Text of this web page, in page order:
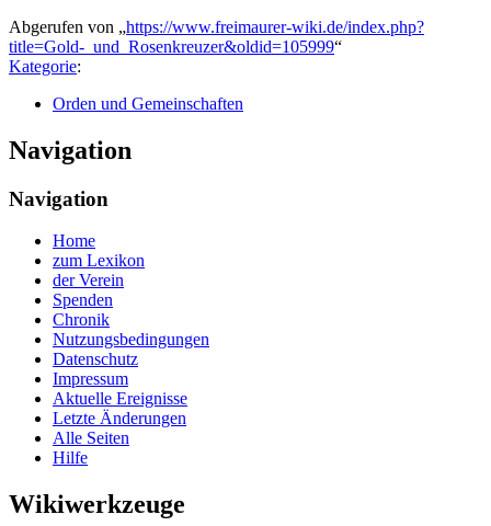
Abgerufen von „https://www.freimaurer-wiki.de/index.php?
title=Gold-_und_Rosenkreuzer&oldid=105999“
Kategorie:
Orden und Gemeinschaften
Navigation
Navigation
Home
zum Lexikon
der Verein
Spenden
Chronik
Nutzungsbedingungen
Datenschutz
Impressum
Aktuelle Ereignisse
Letzte Änderungen
Alle Seiten
Hilfe
Wikiwerkzeuge